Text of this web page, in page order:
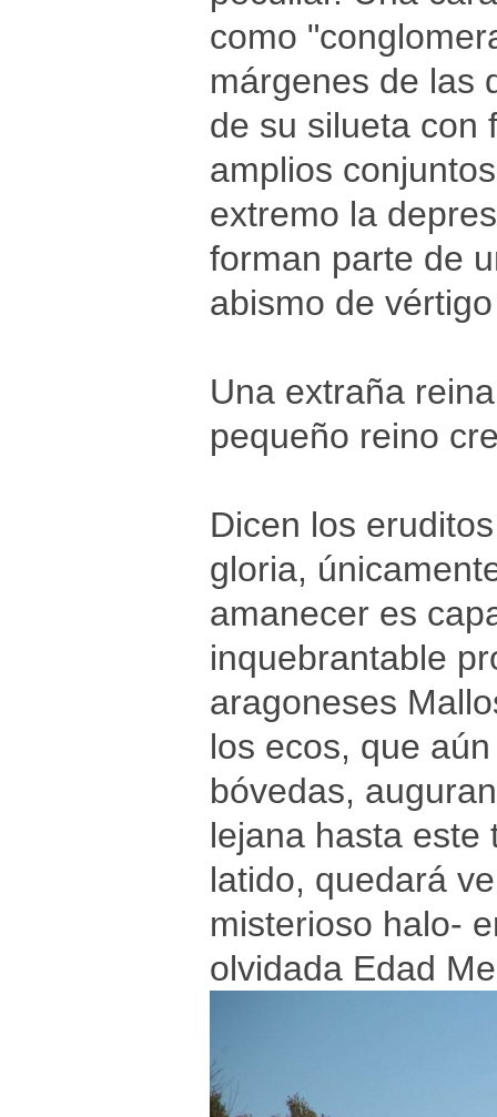
como
márgenes de las
de su silueta con
amplios
extremo la
forman parte de
abismo de
Una extraña
pequeño reino
Dicen los
gloria,
amanecer es
inquebrantable
aragoneses
los ecos, que
bóvedas,
lejana hasta este
latido, quedará
misterioso halo-
olvidada Edad